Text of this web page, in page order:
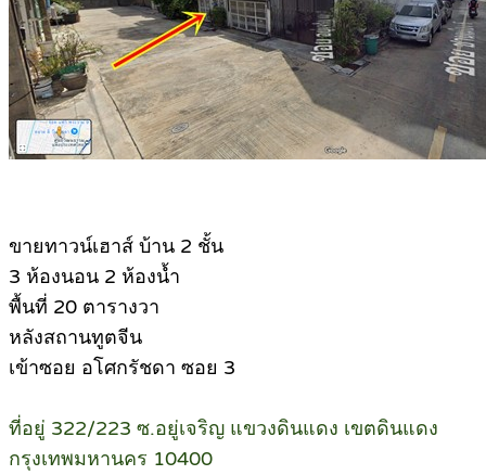
ขายทาวน์เฮาส์ บ้าน 2 ชั้น
3 ห้องนอน 2 ห้องน้ำ
พื้นที่ 20 ตารางวา
หลังสถานทูตจีน
เข้าซอย อโศกรัชดา ซอย 3
ที่อยู่ 322/223 ซ.อยู่เจริญ แขวงดินแดง เขตดินแดง
กรุงเทพมหานคร 10400